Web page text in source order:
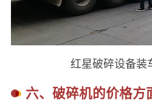
红星破碎设备装
六、破碎机的价格方